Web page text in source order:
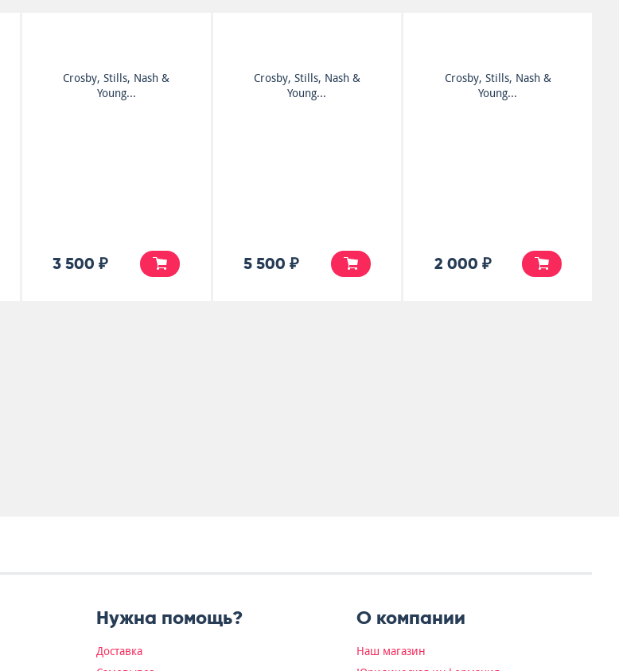
Crosby, Stills, Nash &
Young...
3 500 ₽
Crosby, Stills, Nash &
Young...
5 500 ₽
Crosby, Stills, Nash &
Young...
2 000 ₽
Нужна помощь?
Доставка
О компании
Наш магазин